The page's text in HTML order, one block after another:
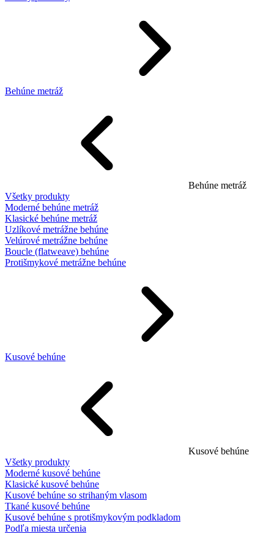
Behúne metráž
Behúne metráž
Všetky produkty
Moderné behúne metráž
Klasické behúne metráž
Uzlíkové metrážne behúne
Velúrové metrážne behúne
Boucle (flatweave) behúne
Protišmykové metrážne behúne
Kusové behúne
Kusové behúne
Všetky produkty
Moderné kusové behúne
Klasické kusové behúne
Kusové behúne so strihaným vlasom
Tkané kusové behúne
Kusové behúne s protišmykovým podkladom
Podľa miesta určenia